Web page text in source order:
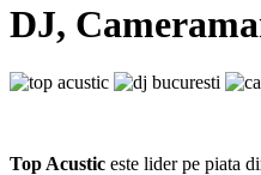
DJ,
Top Acustic este lider pe piata